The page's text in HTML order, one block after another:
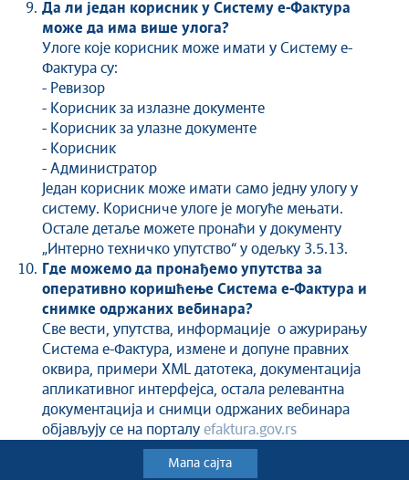
Да ли један корисник у Систему е-Фактура
може да има више улога?
Улоге које корисник може имати у Систему е-
Фактура су:
- Ревизор
- Корисник за излазне документе
- Корисник за улазне документе
- Корисник
- Администратор
Један корисник може имати само једну улогу у
систему. Корисниче улоге је могуће мењати.
Остале детаље можете пронаћи у документу
„Интерно техничко упутство“ у одељку 3.5.13.
Где можемо да пронађемо упутства за
оперативно коришћење Система е-Фактура и
снимке одржаних вебинара?
Све вести, упутства, информације о ажурирању
Система е-Фактура, измене и допуне правних
оквира, примери XML датотека, документација
апликативног интерфејса, остала релевантна
документација и снимци одржаних вебинара
објављују се на порталу efaktura.gov.rs
Мапа сајта